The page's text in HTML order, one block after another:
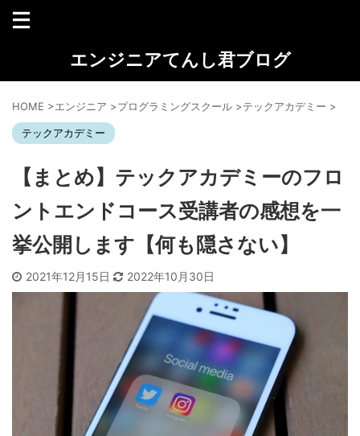
エンジニアてんし君ブログ
HOME >エンジニア >プログラミングスクール >テックアカデミー >
テックアカデミー
【まとめ】テックアカデミーのフロ
ントエンドコース受講者の感想を一
挙公開します【何も隠さない】
2021年12月15日 2022年10月30日